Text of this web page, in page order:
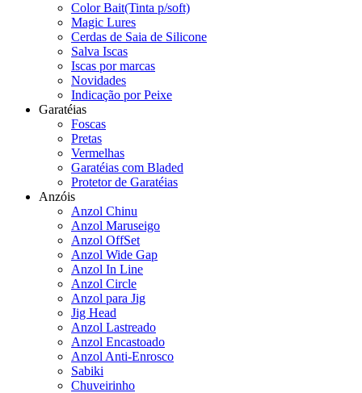
Color Bait(Tinta p/soft)
Magic Lures
Cerdas de Saia de Silicone
Salva Iscas
Iscas por marcas
Novidades
Indicação por Peixe
Garatéias
Foscas
Pretas
Vermelhas
Garatéias com Bladed
Protetor de Garatéias
Anzóis
Anzol Chinu
Anzol Maruseigo
Anzol OffSet
Anzol Wide Gap
Anzol In Line
Anzol Circle
Anzol para Jig
Jig Head
Anzol Lastreado
Anzol Encastoado
Anzol Anti-Enrosco
Sabiki
Chuveirinho